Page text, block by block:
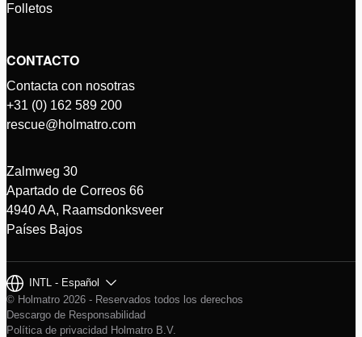
Folletos
CONTACTO
Contacta con nosotras
+31 (0) 162 589 200
rescue@holmatro.com
Zalmweg 30
Apartado de Correos 66
4940 AA, Raamsdonksveer
Países Bajos
INTL - Español
© Holmatro 2026 - Reservados todos los derechos
Descargo de Responsabilidad
Política de privacidad Holmatro B.V.